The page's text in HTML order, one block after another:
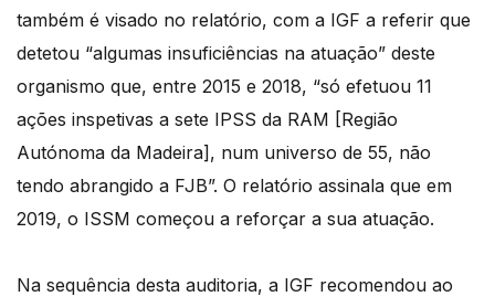
também é visado no relatório, com a IGF a referir que
detetou “algumas insuficiências na atuação” deste
organismo que, entre 2015 e 2018, “só efetuou 11
ações inspetivas a sete IPSS da RAM [Região
Autónoma da Madeira], num universo de 55, não
tendo abrangido a FJB”. O relatório assinala que em
2019, o ISSM começou a reforçar a sua atuação.
Na sequência desta auditoria, a IGF recomendou ao